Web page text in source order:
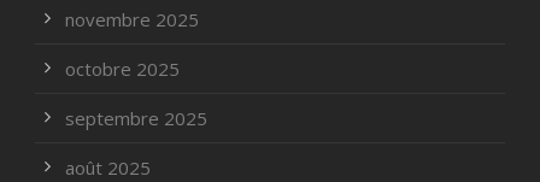
novembre 2025
octobre 2025
septembre 2025
août 2025